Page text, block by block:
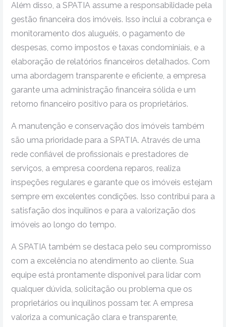
Além disso, a SPATIA assume a responsabilidade pela
gestão financeira dos imóveis. Isso inclui a cobrança e
monitoramento dos aluguéis, o pagamento de
despesas, como impostos e taxas condominiais, e a
elaboração de relatórios financeiros detalhados. Com
uma abordagem transparente e eficiente, a empresa
garante uma administração financeira sólida e um
retorno financeiro positivo para os proprietários.
A manutenção e conservação dos imóveis também
são uma prioridade para a SPATIA. Através de uma
rede confiável de profissionais e prestadores de
serviços, a empresa coordena reparos, realiza
inspeções regulares e garante que os imóveis estejam
sempre em excelentes condições. Isso contribui para a
satisfação dos inquilinos e para a valorização dos
imóveis ao longo do tempo.
A SPATIA também se destaca pelo seu compromisso
com a excelência no atendimento ao cliente. Sua
equipe está prontamente disponível para lidar com
qualquer dúvida, solicitação ou problema que os
proprietários ou inquilinos possam ter. A empresa
valoriza a comunicação clara e transparente,